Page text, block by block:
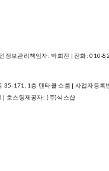
정보관리책임자: 박희진 | 전화: 010-
35-171, 1층 텐타클 쇼룸 | 사업자등록
| 호스팅제공자: (주)식스샵